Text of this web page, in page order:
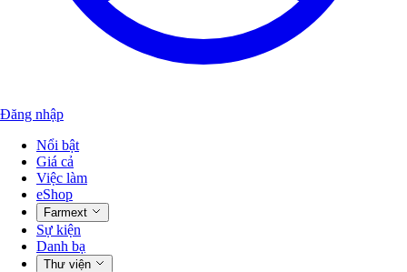
Đăng nhập
Nổi bật
Giá cả
Việc làm
eShop
Farmext
Sự kiện
Danh bạ
Thư viện